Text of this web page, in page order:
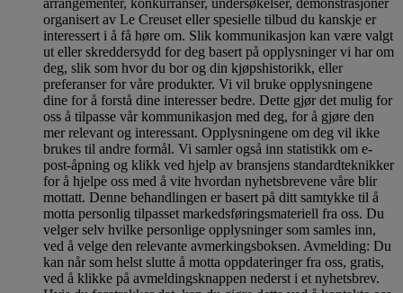
organisert av Le Creuset eller spesielle tilbud du kanskje er
interessert i å få høre om. Slik kommunikasjon kan være valgt
ut eller skreddersydd for deg basert på opplysninger vi har om
deg, slik som hvor du bor og din kjøpshistorikk, eller
preferanser for våre produkter. Vi vil bruke opplysningene
dine for å forstå dine interesser bedre. Dette gjør det mulig for
oss å tilpasse vår kommunikasjon med deg, for å gjøre den
mer relevant og interessant. Opplysningene om deg vil ikke
brukes til andre formål. Vi samler også inn statistikk om e-
post-åpning og klikk ved hjelp av bransjens standardteknikker
for å hjelpe oss med å vite hvordan nyhetsbrevene våre blir
mottatt. Denne behandlingen er basert på ditt samtykke til å
motta personlig tilpasset markedsføringsmateriell fra oss. Du
velger selv hvilke personlige opplysninger som samles inn,
ved å velge den relevante avmerkingsboksen. Avmelding: Du
kan når som helst slutte å motta oppdateringer fra oss, gratis,
ved å klikke på avmeldingsknappen nederst i et nyhetsbrev.